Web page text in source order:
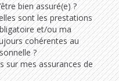
bien assuré(e) ?
sont les prestations
et/ou ma
cohérentes au
?
sur mes assurances de